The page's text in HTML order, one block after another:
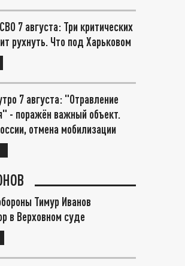
7 августа: Три критических
рухнуть. Что под Харьковом
7 августа: "Отравление
- поражён важный объект.
отмена мобилизации
Тимур Иванов
в Верховном суде